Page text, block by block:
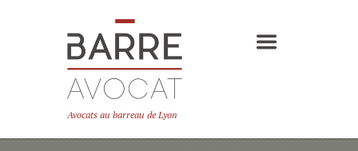
Avocats au barreau de Lyon